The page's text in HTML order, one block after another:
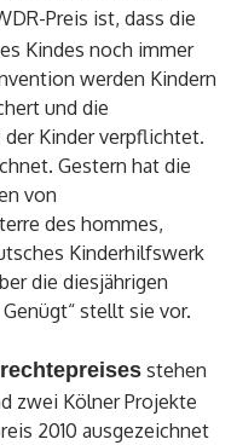
Preis ist, dass die
Kindes noch immer
werden Kindern
und die
Kinder verpflichtet.
Gestern hat die
von
des hommes,
Kinderhilfswerk
die diesjährigen
stellt sie vor.
stehen
zwei Kölner Projekte
2010 ausgezeichnet